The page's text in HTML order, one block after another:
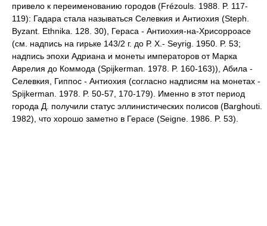
привело к переименованию городов (Frézouls. 1988. P. 117-
119): Гадара стала называться Селевкия и Антиохия (Steph.
Byzant. Ethnika. 128. 30), Гераса - Антиохия-на-Хрисорроасе
(см. надпись на гирьке 143/2 г. до Р. Х.- Seyrig. 1950. P. 53;
надпись эпохи Адриана и монеты императоров от Марка
Аврелия до Коммода (Spijkerman. 1978. P. 160-163)), Абила -
Селевкия, Гиппос - Антиохия (согласно надписям на монетах -
Spijkerman. 1978. P. 50-57, 170-179). Именно в этот период
города Д. получили статус эллинистических полисов (Barghouti.
1982), что хорошо заметно в Герасе (Seigne. 1986. P. 53).